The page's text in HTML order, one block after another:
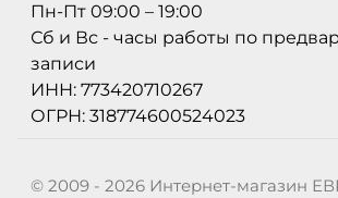
Пн-Пт 09:00 – 19:00
Сб и Вс - часы работы по
записи
ИНН: 773420710267
ОГРН: 318774600524023
© 2009 - 2026 Интернет-магазин